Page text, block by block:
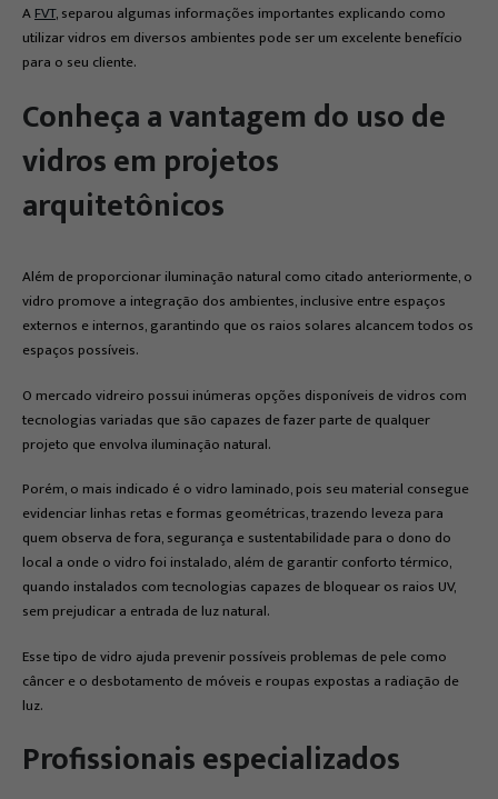
AFVT, separou algumas informações importantes explicando como
utilizar vidros em diversos ambientes pode ser um excelente benefício
para o seu cliente.
Conheça a vantagem do uso de
vidros em projetos
arquitetônicos
Além de proporcionar iluminação natural como citado anteriormente, o
vidro promove a integração dos ambientes, inclusive entre espaços
externos e internos, garantindo que os raios solares alcancem todos os
espaços possíveis.
O mercado vidreiro possui inúmeras opções disponíveis de vidros com
tecnologias variadas que são capazes de fazer parte de qualquer
projeto que envolva iluminação natural.
Porém, o mais indicado é o vidro laminado, pois seu material consegue
evidenciar linhas retas e formas geométricas, trazendo leveza para
quem observa de fora, segurança e sustentabilidade para o dono do
local a onde o vidro foi instalado, além de garantir conforto térmico,
quando instalados com tecnologias capazes de bloquear os raios UV,
sem prejudicar a entrada de luz natural.
Esse tipo de vidro ajuda prevenir possíveis problemas de pele como
câncer e o desbotamento de móveis e roupas expostas a radiação de
luz.
Profissionais especializados